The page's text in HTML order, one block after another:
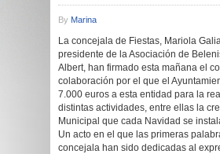
By Marina
La concejala de Fiestas, Mariola
presidente de la Asociación de
Albert, han firmado esta mañana el
colaboración por el que el
7.000 euros a esta entidad para la
distintas actividades, entre ellas la
Municipal que cada Navidad se
Un acto en el que las primeras
concejala han sido dedicadas al